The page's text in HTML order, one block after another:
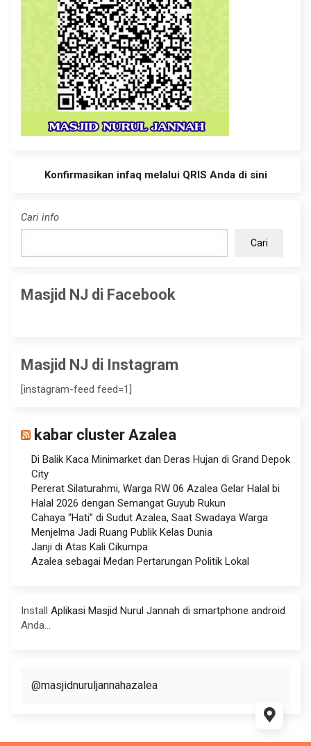
Konfirmasikan infaq melalui QRIS Anda di sini
Cari info
Cari
Masjid NJ di Facebook
Masjid NJ di Instagram
[instagram-feed feed=1]
kabar cluster Azalea
Di Balik Kaca Minimarket dan Deras Hujan di Grand Depok
City
Pererat Silaturahmi, Warga RW 06 Azalea Gelar Halal bi
Halal 2026 dengan Semangat Guyub Rukun
Cahaya “Hati” di Sudut Azalea, Saat Swadaya Warga
Menjelma Jadi Ruang Publik Kelas Dunia
Janji di Atas Kali Cikumpa
Azalea sebagai Medan Pertarungan Politik Lokal
Install Aplikasi Masjid Nurul Jannah di smartphone android
Anda...
@masjidnuruljannahazalea